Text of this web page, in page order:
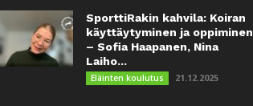
SporttiRakin kahvila: Koiran
käyttäytyminen ja oppiminen
– Sofia Haapanen, Nina
Laiho...
Eläinten koulutus 21.12.2025